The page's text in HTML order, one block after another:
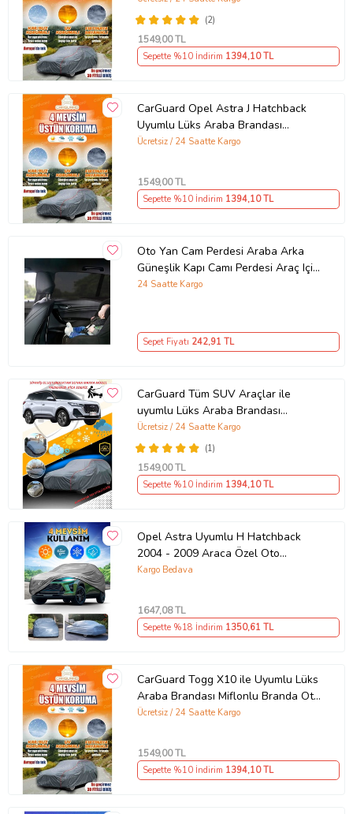
Örtü
(2)
1549,00 TL
Sepette %10 İndirim 1394,10 TL
CarGuard Opel Astra J Hatchback
Uyumlu Lüks Araba Brandası
Miflonlu Branda Oto Çadır Örtü
Ücretsiz / 24 Saatte Kargo
1549,00 TL
Sepette %10 İndirim 1394,10 TL
Oto Yan Cam Perdesi Araba Arka
Güneşlik Kapı Camı Perdesi Araç Içi
Perde 2 Adet
24 Saatte Kargo
Sepet Fiyatı 242,91 TL
CarGuard Tüm SUV Araçlar ile
uyumlu Lüks Araba Brandası
Miflonlu Branda Oto Çadır Örtü
(1)
Ücretsiz / 24 Saatte Kargo
1549,00 TL
Sepette %10 İndirim 1394,10 TL
Opel Astra Uyumlu H Hatchback
2004 - 2009 Araca Özel Oto
Brandası - Premium Araba Örtüsü
Kargo Bedava
1647,08 TL
Sepette %18 İndirim 1350,61 TL
CarGuard Togg X10 ile Uyumlu Lüks
Araba Brandası Miflonlu Branda Oto
Çadır Örtü
Ücretsiz / 24 Saatte Kargo
1549,00 TL
Sepette %10 İndirim 1394,10 TL